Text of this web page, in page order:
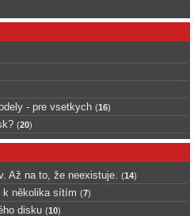
- pre vsetkych (16)
(20)
Až na to, že neexistuje. (14)
k několika sítím (7)
disku (10)